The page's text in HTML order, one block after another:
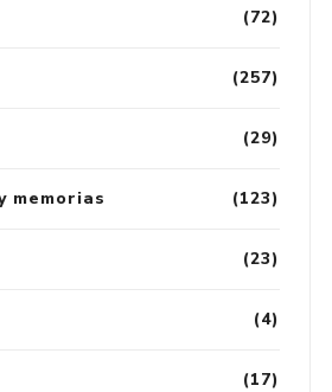
(72)
(257)
(29)
(123)
memorias
(23)
(4)
(17)